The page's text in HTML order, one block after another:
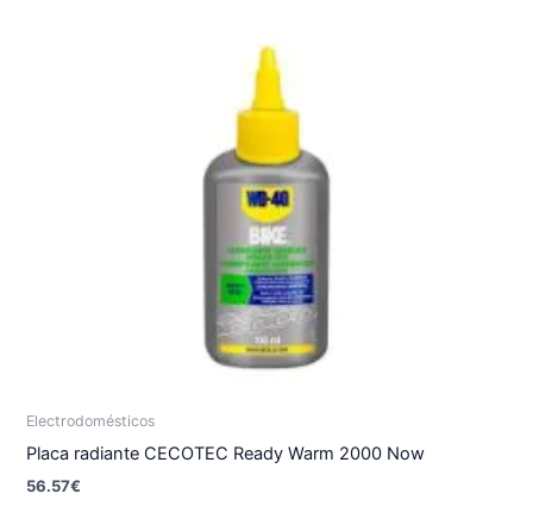
Electrodomésticos
Placa radiante CECOTEC Ready Warm 2000 Now
56.57€